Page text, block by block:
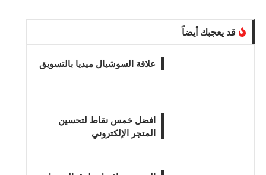
قد يعجبك أيضاً
علاقة السوشيال ميديا بالتسويق
افضل خمس نقاط لتحسين
المتجر الإلكتروني